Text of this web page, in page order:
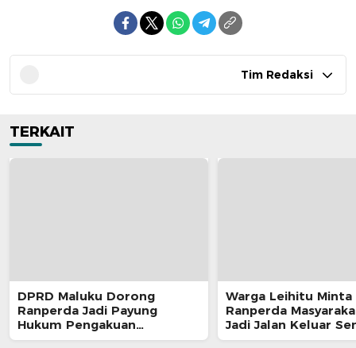
Tim Redaksi
TERKAIT
DPRD Maluku Dorong
Ranperda Jadi Payung
Hukum Pengakuan
Masyarakat Adat
Warga Leihitu Minta
Ranperda
Jadi Jalan Keluar
Enam Dusun